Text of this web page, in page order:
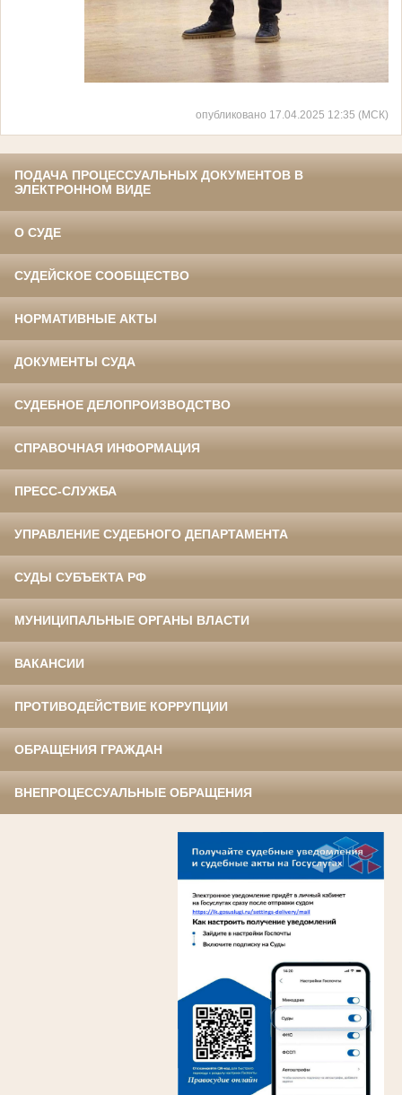
опубликовано 17.04.2025 12:35 (МСК)
ПОДАЧА ПРОЦЕССУАЛЬНЫХ ДОКУМЕНТОВ В
ЭЛЕКТРОННОМ ВИДЕ
О СУДЕ
СУДЕЙСКОЕ СООБЩЕСТВО
НОРМАТИВНЫЕ АКТЫ
ДОКУМЕНТЫ СУДА
СУДЕБНОЕ ДЕЛОПРОИЗВОДСТВО
СПРАВОЧНАЯ ИНФОРМАЦИЯ
ПРЕСС-СЛУЖБА
УПРАВЛЕНИЕ СУДЕБНОГО ДЕПАРТАМЕНТА
СУДЫ СУБЪЕКТА РФ
МУНИЦИПАЛЬНЫЕ ОРГАНЫ ВЛАСТИ
ВАКАНСИИ
ПРОТИВОДЕЙСТВИЕ КОРРУПЦИИ
ОБРАЩЕНИЯ ГРАЖДАН
ВНЕПРОЦЕССУАЛЬНЫЕ ОБРАЩЕНИЯ